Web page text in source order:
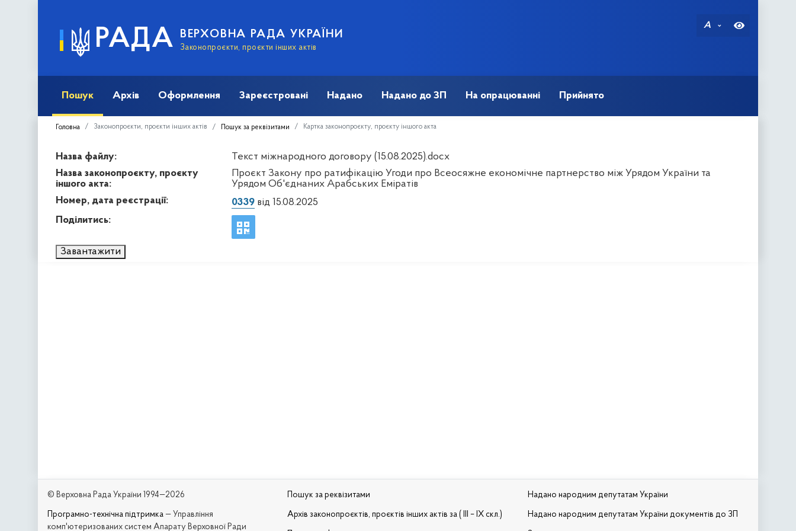
РАДА ВЕРХОВНА РАДА УКРАЇНИ
Законопроєкти, проєкти інших актів
A
Пошук Архів Оформлення Зареєстровані Надано Надано до ЗП На опрацюванні Прийнято
Головна Законопроєкти, проєкти інших актів Пошук за реквізитами Картка законопроєкту, проєкту іншого акта
Назва файлу:
Текст міжнародного договору (15.08.2025).docx
Назва законопроєкту, проєкту
іншого акта:
Проєкт Закону про ратифікацію Угоди про Всеосяжне економічне партнерство між Урядом України та
Урядом Об'єднаних Арабських Еміратів
Номер, дата реєстрації:
0339від 15.08.2025
Поділитись:
Завантажити
© Верховна Рада України 1994—2026
Програмно-технічна підтримка — Управління
комп'ютеризованих систем Апарату Верховної Ради
Пошук за реквізитами
Архів законопроєктів, проєктів інших актів за ( III – IX скл.)
Надано народним депутатам України
Надано народним депутатам України документів до ЗП